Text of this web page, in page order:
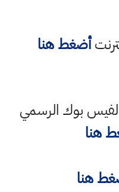
أضغط هنا
بوك الرسمي
هنا
هنا